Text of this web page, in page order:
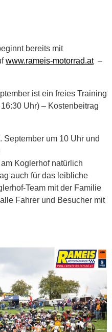
bereits mit
www.rameis-motorrad.at–
ist ein freies Training
Uhr) – Kostenbeitrag
September um 10 Uhr und
Koglerhof natürlich
auch für das leibliche
Team mit der Familie
Fahrer und Besucher mit